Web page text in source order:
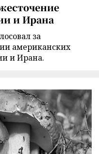
и Ирана
за
американских
и Ирана.